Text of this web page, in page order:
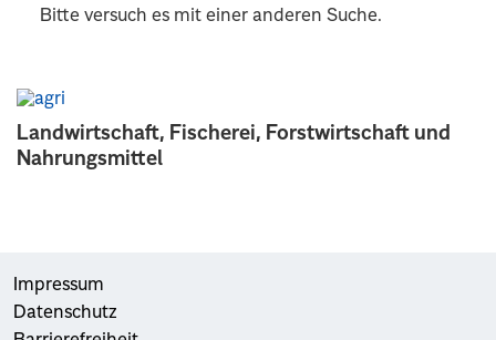
Landwirtschaft, Fischerei, Forstwirtschaft und
Nahrungsmittel
Bitte versuch es mit einer anderen Suche.
Impressum
Datenschutz